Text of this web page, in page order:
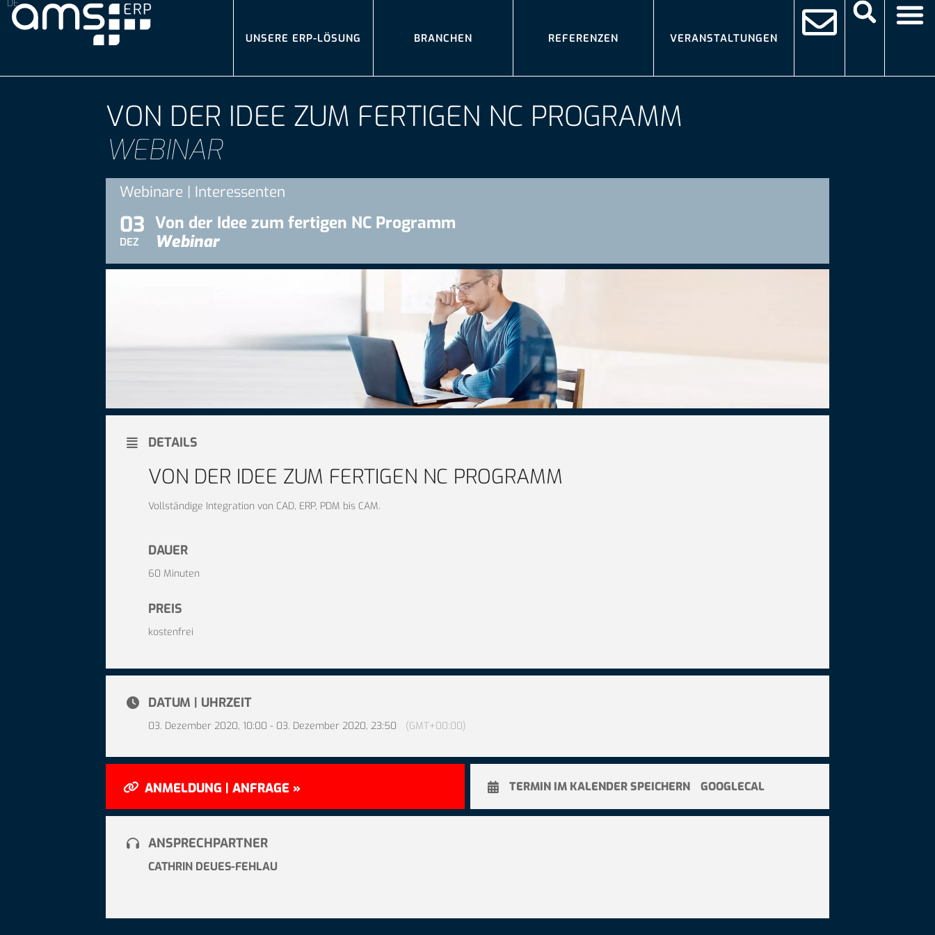
UNSERE ERP-LÖSUNG BRANCHEN REFERENZEN VERANSTALTUNGEN
VON DER IDEE ZUM FERTIGEN NC PROGRAMM
WEBINAR
Webinare | Interessenten
03
DEZ
Von der Idee zum fertigen NC Programm
Webinar
DETAILS
VON DER IDEE ZUM FERTIGEN NC PROGRAMM
Vollständige Integration von CAD, ERP, PDM bis CAM.
DAUER
60 Minuten
PREIS
kostenfrei
DATUM | UHRZEIT
03. Dezember 2020, 10:00 - 03. Dezember 2020, 23:50 (GMT+00:00)
ANMELDUNG | ANFRAGE » TERMIN IM KALENDER SPEICHERN GOOGLECAL
ANSPRECHPARTNER
CATHRIN DEUES-FEHLAU